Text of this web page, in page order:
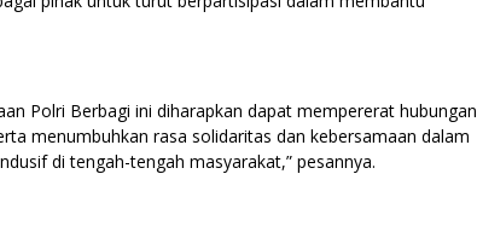
Polri Berbagi ini diharapkan dapat mempererat hubungan
menumbuhkan rasa solidaritas dan kebersamaan dalam
di tengah-tengah masyarakat,” pesannya.